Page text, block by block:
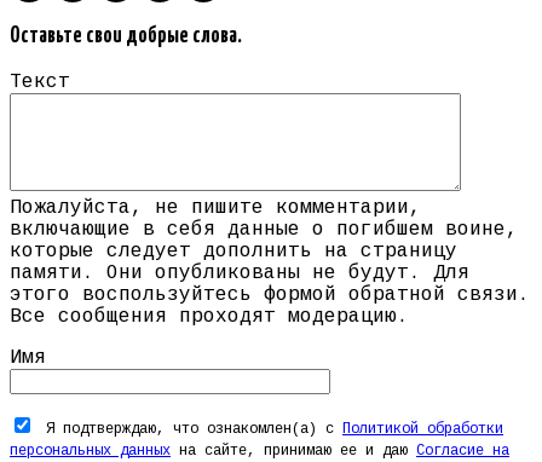
Оставьте свои добрые слова.
Текст
Пожалуйста, не пишите комментарии,
включающие в себя данные о погибшем воине,
которые следует дополнить на страницу
памяти. Они опубликованы не будут. Для
этого воспользуйтесь формой обратной связи.
Все сообщения проходят модерацию.
Имя
Я подтверждаю, что ознакомлен(а) с
Политикой обработки
персональных данных на сайте, принимаю ее и даю Согласие на